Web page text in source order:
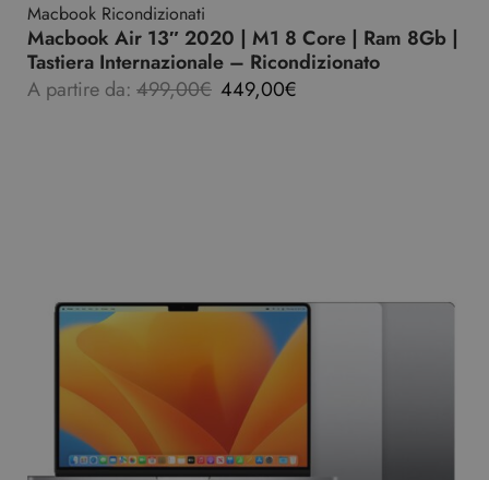
Macbook Ricondizionati
Macbook Air 13″ 2020 | M1 8 Core | Ram 8Gb |
Tastiera Internazionale – Ricondizionato
A partire da: 499,00€ 449,00€